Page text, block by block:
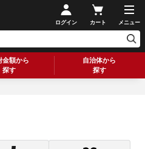
ログイン カート メニュー
金額から
探す
自治体から
探す